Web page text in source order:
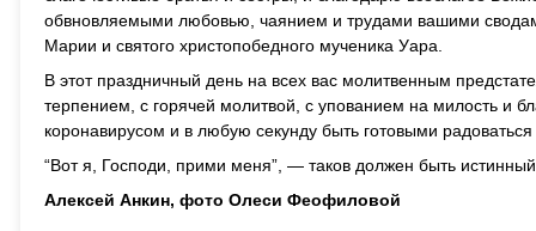
обвновляемыми любовью, чаянием и трудами вашими
Марии и святого христопобедного мученика Уара.
В этот праздничный день на всех вас молитвенным
терпением, с горячей молитвой, с упованием на милость и
коронавирусом и в любую секунду быть готовыми
“Вот я, Господи, прими меня”, — таков должен быть истинный
Алексей Анкин, фото Олеси Феофиловой